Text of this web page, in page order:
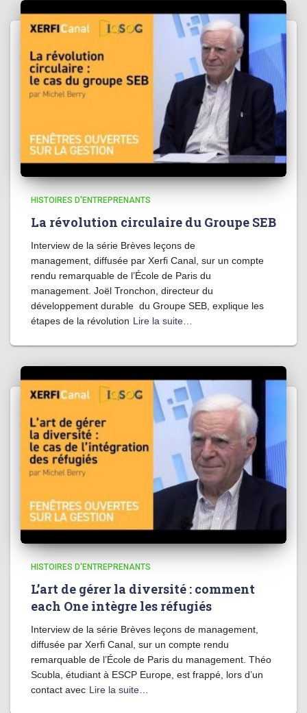
HISTOIRES D'ENTREPRENANTS
La révolution circulaire du Groupe SEB
Interview de la série Brèves leçons de
management, diffusée par Xerfi Canal, sur un compte
rendu remarquable de l’École de Paris du
management. Joël Tronchon, directeur du
développement durable du Groupe SEB, explique les
étapes de la révolution Lire la suite…
HISTOIRES D'ENTREPRENANTS
L’art de gérer la diversité : comment
each One intègre les réfugiés
Interview de la série Brèves leçons de management,
diffusée par Xerfi Canal, sur un compte rendu
remarquable de l’École de Paris du management. Théo
Scubla, étudiant à ESCP Europe, est frappé, lors d’un
contact avec Lire la suite…